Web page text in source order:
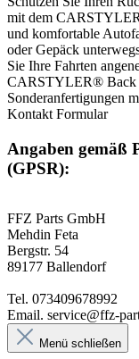
mit dem
und komfortable
oder Gepäck
Sie Ihre Fahrten
CARSTYLER® Back
Sonderanfertigungen
Kontakt Formular
Angaben gemäß
(GPSR):
FFZ Parts GmbH
Mehdin Feta
Bergstr. 54
89177 Ballendorf
Tel. 073409678992
Email. service@ffz-
Menü schließen